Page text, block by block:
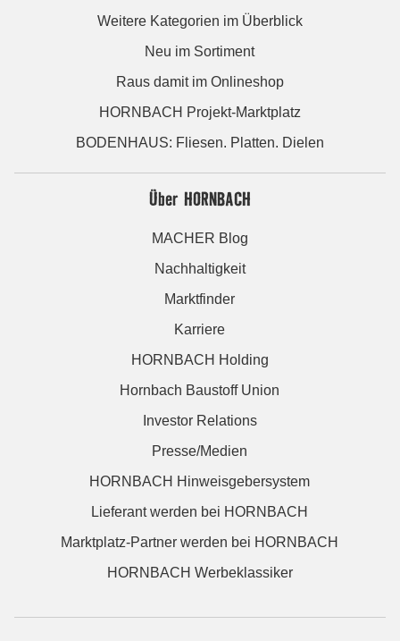
Weitere Kategorien im Überblick
Neu im Sortiment
Raus damit im Onlineshop
HORNBACH Projekt-Marktplatz
BODENHAUS: Fliesen. Platten. Dielen
Über HORNBACH
MACHER Blog
Nachhaltigkeit
Marktfinder
Karriere
HORNBACH Holding
Hornbach Baustoff Union
Investor Relations
Presse/Medien
HORNBACH Hinweisgebersystem
Lieferant werden bei HORNBACH
Marktplatz-Partner werden bei HORNBACH
HORNBACH Werbeklassiker